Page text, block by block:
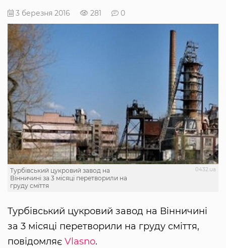
3 березня 2016 281 0
0432.ua
Турбівський цукровий завод на
Вінничині за 3 місяці перетворили на
груду сміття
Турбівський цукровий завод на Вінничині
за 3 місяці перетворили на груду сміття,
повідомляє Vlasno.